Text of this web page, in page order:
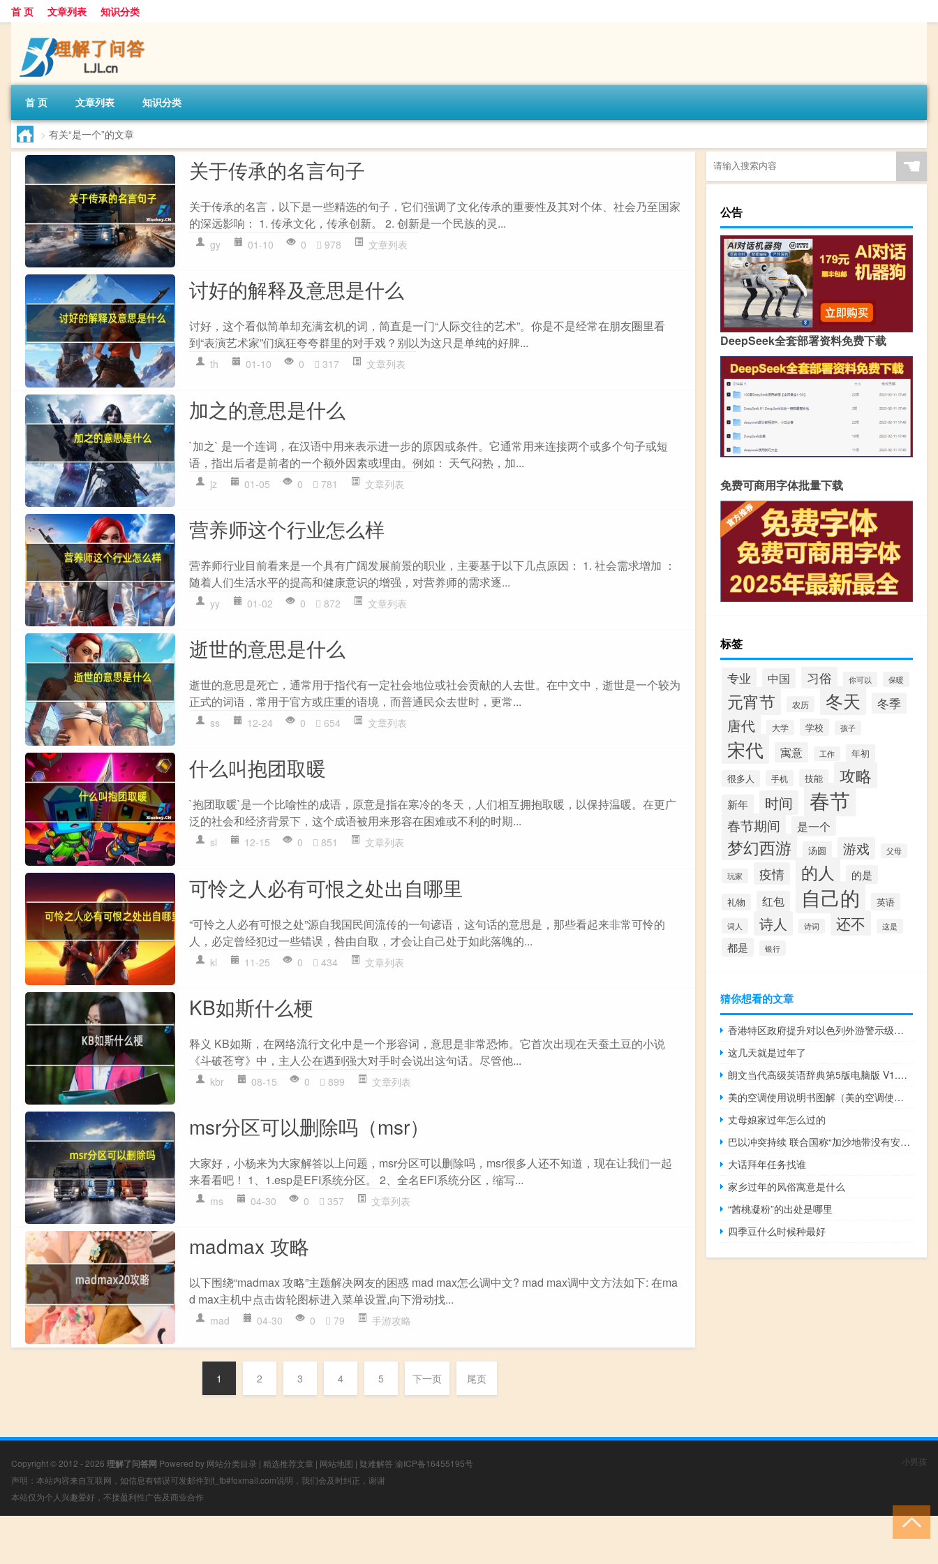
首 页 文章列表 知识分类
首 页 文章列表 知识分类
> 有关“是一个”的文章
关于传承的名言句子
关于传承的名言，以下是一些精选的句子，它们强调了文化传承的重要性及其对个体、社会乃至国家
的深远影响： 1. 传承文化，传承创新。 2. 创新是一个民族的灵...
gy 01-10 0 978 文章列表
讨好的解释及意思是什么
讨好，这个看似简单却充满玄机的词，简直是一门“人际交往的艺术”。你是不是经常在朋友圈里看
到“表演艺术家”们疯狂夸夸群里的对手戏？别以为这只是单纯的好脾...
th 01-10 0 317 文章列表
加之的意思是什么
`加之` 是一个连词，在汉语中用来表示进一步的原因或条件。它通常用来连接两个或多个句子或短
语，指出后者是前者的一个额外因素或理由。例如： 天气闷热，加...
jz 01-05 0 781 文章列表
营养师这个行业怎么样
营养师行业目前看来是一个具有广阔发展前景的职业，主要基于以下几点原因： 1. 社会需求增加 ：
随着人们生活水平的提高和健康意识的增强，对营养师的需求逐...
yy 01-02 0 872 文章列表
逝世的意思是什么
逝世的意思是死亡，通常用于指代有一定社会地位或社会贡献的人去世。在中文中，逝世是一个较为
正式的词语，常用于官方或庄重的语境，而普通民众去世时，更常...
ss 12-24 0 654 文章列表
什么叫抱团取暖
`抱团取暖`是一个比喻性的成语，原意是指在寒冷的冬天，人们相互拥抱取暖，以保持温暖。在更广
泛的社会和经济背景下，这个成语被用来形容在困难或不利的时期...
sl 12-15 0 851 文章列表
可怜之人必有可恨之处出自哪里
“可怜之人必有可恨之处”源自我国民间流传的一句谚语，这句话的意思是，那些看起来非常可怜的
人，必定曾经犯过一些错误，咎由自取，才会让自己处于如此落魄的...
kl 11-25 0 434 文章列表
KB如斯什么梗
释义 KB如斯，在网络流行文化中是一个形容词，意思是非常恐怖。它首次出现在天蚕土豆的小说
《斗破苍穹》中，主人公在遇到强大对手时会说出这句话。尽管他...
kbr 08-15 0 899 文章列表
msr分区可以删除吗（msr）
大家好，小杨来为大家解答以上问题，msr分区可以删除吗，msr很多人还不知道，现在让我们一起
来看看吧！ 1、1.esp是EFI系统分区。 2、全名EFI系统分区，缩写...
ms 04-30 0 357 文章列表
madmax 攻略
以下围绕“madmax 攻略”主题解决网友的困惑 mad max怎么调中文? mad max调中文方法如下: 在ma
d max主机中点击齿轮图标进入菜单设置,向下滑动找...
mad 04-30 0 79 手游攻略
1 2 3 4 5 下一页 尾页
☚
公告
DeepSeek全套部署资料免费下载
免费可商用字体批量下载
标签
专业 中国 习俗 你可以 保暖
元宵节 农历 冬天 冬季
唐代 大学 学校 孩子
宋代 寓意 工作 年初
很多人 手机 技能 攻略
新年 时间 春节
春节期间 是一个
梦幻西游 汤圆 游戏 父母
玩家 疫情 的人 的是
礼物 红包 自己的 英语
词人 诗人 诗词 还不 这是
都是 银行
猜你想看的文章
香港特区政府提升对以色列外游警示级别至红色
这几天就是过年了
朗文当代高级英语辞典第5版电脑版 V1.0 绿色中文版（朗文当代高级英语辞典第5版电脑版 V1.0 绿色中文版功能简介）
美的空调使用说明书图解（美的空调使用说明书）
丈母娘家过年怎么过的
巴以冲突持续 联合国称“加沙地带没有安全的地方” 到底什么情况呢
大话拜年任务找谁
家乡过年的风俗寓意是什么
“茜桃凝粉”的出处是哪里
四季豆什么时候种最好
Copyright © 2012 - 2026 理解了问答网 Powered by 网站分类目录 | 精选推荐文章 | 网站地图 | 疑难解答 渝ICP备16455195号
声明：本站内容来自互联网，如信息有错误可发邮件到f_fb#foxmail.com说明，我们会及时纠正，谢谢
本站仅为个人兴趣爱好，不接盈利性广告及商业合作
小男孩